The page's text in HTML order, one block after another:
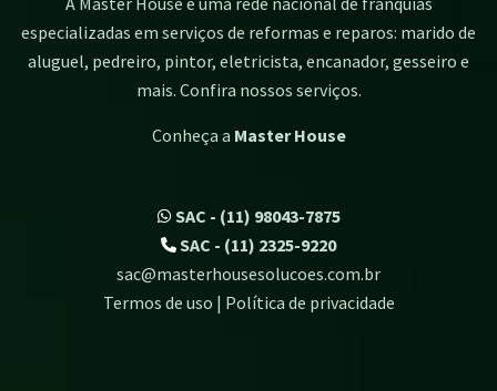
especializadas em serviços de reformas e reparos: marido de
aluguel, pedreiro, pintor, eletricista, encanador, gesseiro e
mais. Confira nossos serviços.
Conheça a Master House
SAC - (11) 98043-7875
SAC - (11) 2325-9220
sac@masterhousesolucoes.com.br
Termos de uso | Política de privacidade